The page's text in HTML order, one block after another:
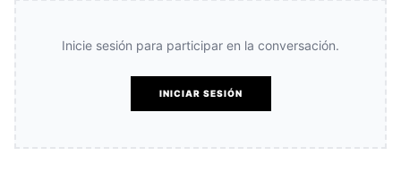
Inicie sesión para participar en la conversación.
INICIAR SESIÓN